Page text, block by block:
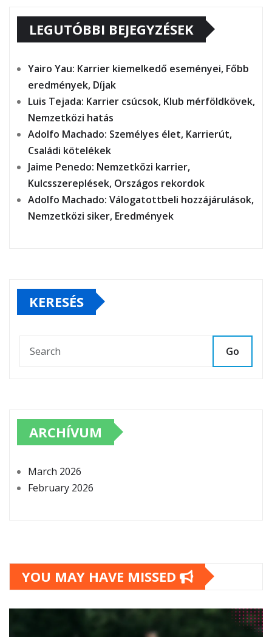
LEGUTÓBBI BEJEGYZÉSEK
Yairo Yau: Karrier kiemelkedő eseményei, Főbb
eredmények, Díjak
Luis Tejada: Karrier csúcsok, Klub mérföldkövek,
Nemzetközi hatás
Adolfo Machado: Személyes élet, Karrierút,
Családi kötelékek
Jaime Penedo: Nemzetközi karrier,
Kulcsszereplések, Országos rekordok
Adolfo Machado: Válogatottbeli hozzájárulások,
Nemzetközi siker, Eredmények
KERESÉS
Go
ARCHÍVUM
March 2026
February 2026
YOU MAY HAVE MISSED